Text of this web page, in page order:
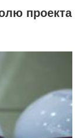
проекта